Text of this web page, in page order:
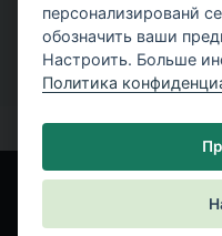
персонализированй
обозначить ваши
Настроить. Больше
Политика